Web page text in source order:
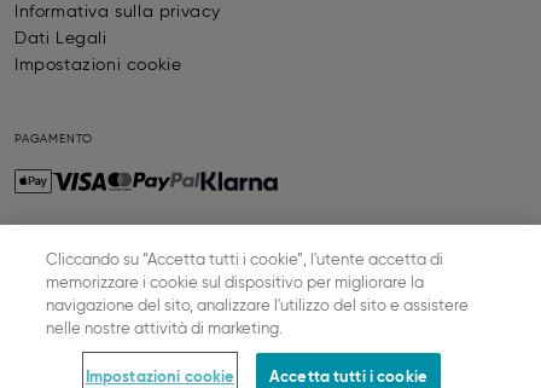
Informativa sulla privacy
Dati Legali
Impostazioni cookie
PAGAMENTO
SPEDIZIONE
2026ALL RIGHTS RESERVED
Cliccando su “Accetta tutti i cookie”, l'utente accetta di
memorizzare i cookie sul dispositivo per migliorare la
navigazione del sito, analizzare l'utilizzo del sito e assistere
nelle nostre attività di marketing.
Impostazioni cookie Accetta tutti i cookie